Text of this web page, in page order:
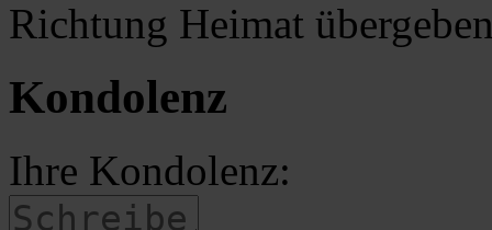
Richtung Heimat
Kondolenz
Ihre Kondolenz: